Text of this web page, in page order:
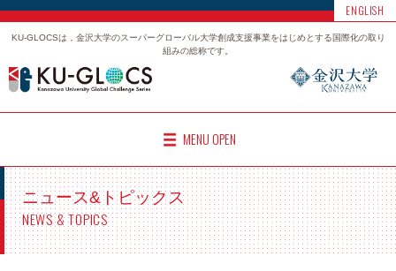
ENGLISH
KU-GLOCSは，金沢大学のスーパーグローバル大学創成支援事業をはじめとする国際化の取り
組みの総称です。
MENU OPEN
ニュース&トピックス
NEWS & TOPICS